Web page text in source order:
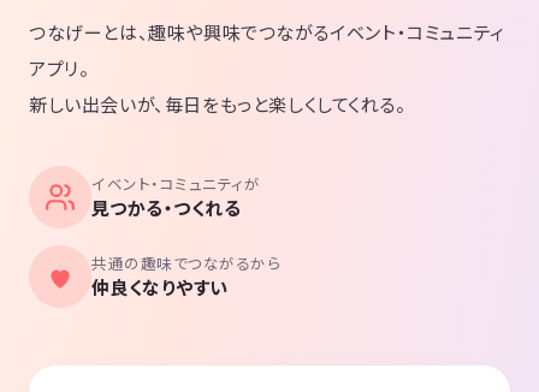
つなげーとは、趣味や興味でつながるイベント・コミュニティ
アプリ。
新しい出会いが、毎日をもっと楽しくしてくれる。
イベント・コミュニティが
見つかる・つくれる
共通の趣味でつながるから
仲良くなりやすい